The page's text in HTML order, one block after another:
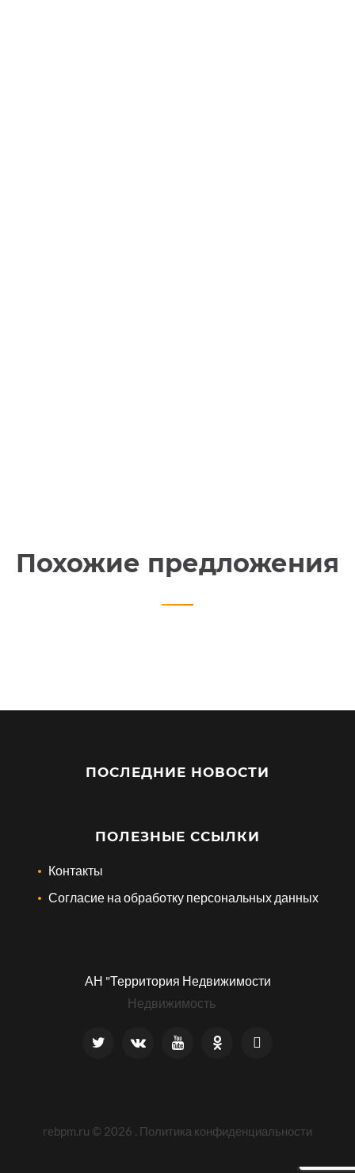
Похожие предложения
ПОСЛЕДНИЕ НОВОСТИ
ПОЛЕЗНЫЕ ССЫЛКИ
Контакты
Согласие на обработку персональных данных
АН "Территория Недвижимости
Недвижимость
rebpm.ru © 2026 . Политика конфиденциальности